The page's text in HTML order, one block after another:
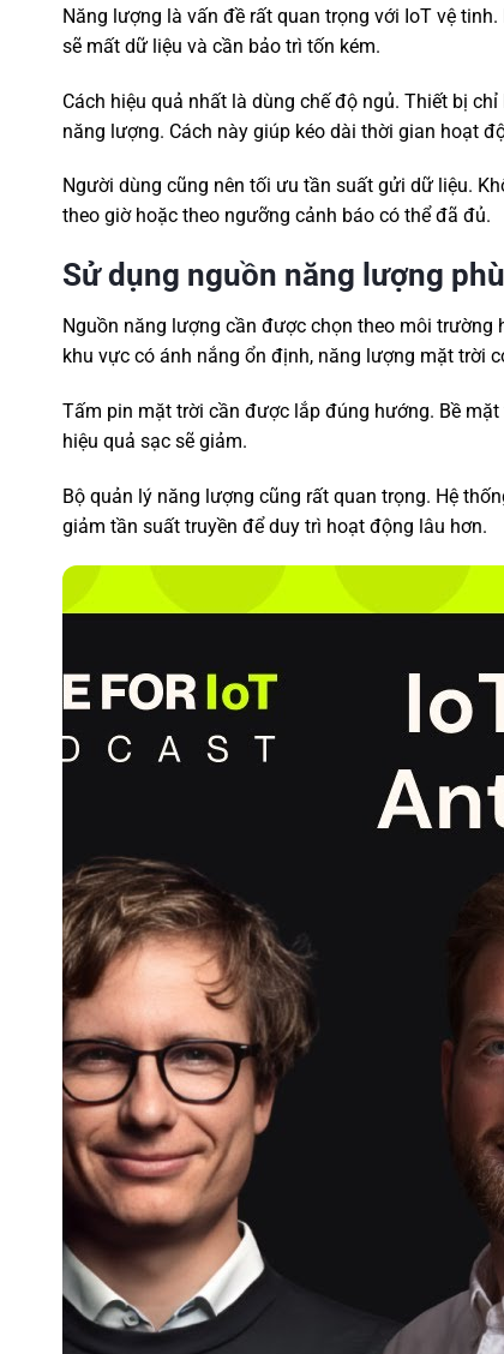
Năng lượng là vấn đề rất quan trọng với IoT vệ
sẽ mất dữ liệu và cần bảo trì tốn kém.
Cách hiệu quả nhất là dùng chế độ ngủ. Thiết bị
năng lượng. Cách này giúp kéo dài thời gian hoạt
Người dùng cũng nên tối ưu tần suất gửi dữ liệu.
theo giờ hoặc theo ngưỡng cảnh báo có thể đã đủ.
Sử dụng nguồn năng lượng
Nguồn năng lượng cần được chọn theo môi
khu vực có ánh nắng ổn định, năng lượng mặt trời
Tấm pin mặt trời cần được lắp đúng hướng. Bề
hiệu quả sạc sẽ giảm.
Bộ quản lý năng lượng cũng rất quan trọng. Hệ
giảm tần suất truyền để duy trì hoạt động lâu hơn.